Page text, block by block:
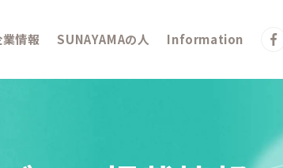
情報 SUNAYAMAの人 Information